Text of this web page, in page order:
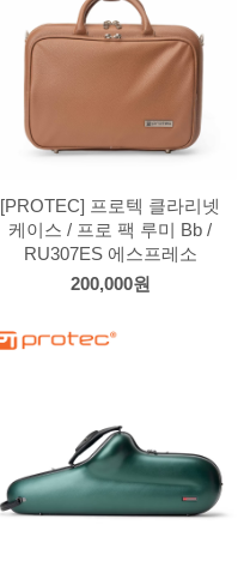
[PROTEC] 프로텍 클라리넷
케이스 / 프로 팩 루미 Bb /
RU307ES 에스프레소
200,000원